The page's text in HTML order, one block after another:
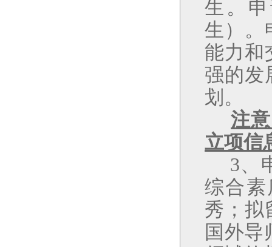
生。
生）。
能力和
强的发
划。
注
立项信
3、
综合
秀；拟
国外导